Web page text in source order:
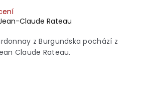
Claude Rateau
z Burgundska pochází z
Claude Rateau.